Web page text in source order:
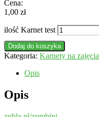
1,00 zł
ilość Karnet test
Dodaj do koszyka
Kategoria: Karnety na zajęcia
Opis
Opis